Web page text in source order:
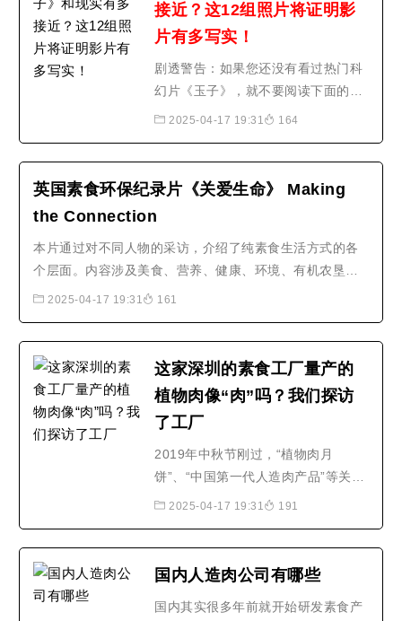
接近？这12组照片将证明影
片有多写实！
剧透警告：如果您还没有看过热门科
幻片《玉子》，就不要阅读下面的内
容。本文有严重剧透！我们不希望破
经知道《玉子》迄今制造的一些影响
力：启发嗜肉如命的观众选择纯素饮
食给已经素食的观众带来希望让成年
男女泪目让铲屎官们紧紧抱..
2025-04-17 19:31 164
英国素食环保纪录片《关爱生命》 Making
the Connection
本片通过对不同人物的采访，介绍了纯素食生活方式的各
个层面。内容涉及美食、营养、健康、环境、有机农垦和
动物福利等等。影片告诉人们，要选择纯素饮食，关爱生
2025-04-17 19:31 161
这家深圳的素食工厂量产的
植物肉像“肉”吗？我们探访
了工厂
2019年中秋节刚过，“植物肉月
饼”、“中国第一代人造肉产品”等关键
词的热度在近几个月居高不下，中国
新闻（www.thepaper.cn）记者来到
植物肉生产线进行了探访。“..2019年
2025-04-17 19:31 191
国内人造肉公司有哪些
国内其实很多年前就开始研发素食产